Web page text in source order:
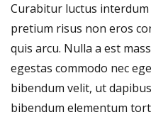
Curabitur luctus interdum
pretium risus non eros
quis arcu. Nulla a est
egestas commodo nec
bibendum velit, ut
bibendum elementum